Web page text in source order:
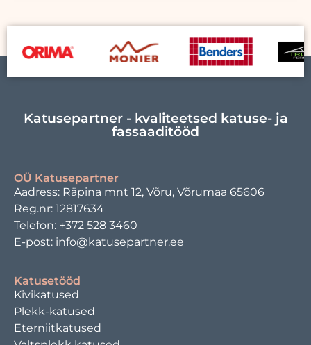
Katusepartner - kvaliteetsed katuse- ja
fassaaditööd
OÜ Katusepartner
Aadress: Räpina mnt 12, Võru, Võrumaa 65606
Reg.nr: 12817634
Telefon: +372 528 3460
E-post: info@katusepartner.ee
Katusetööd
Kivikatused
Plekk-katused
Eterniitkatused